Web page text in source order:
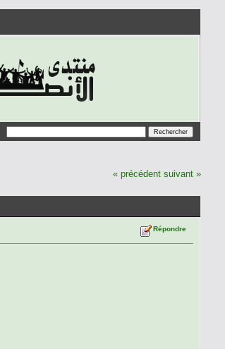
« précédent suivant »
Répondre